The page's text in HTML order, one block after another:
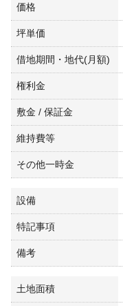
価格
坪単価
借地期間・地代(月額)
権利金
敷金 / 保証金
維持費等
その他一時金
設備
特記事項
備考
土地面積